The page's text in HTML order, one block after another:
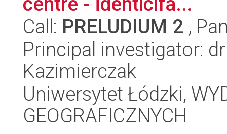
Call: PRELUDIUM 2 ,
Principal investigator:
Kazimierczak
Uniwersytet Łódzki,
GEOGRAFICZNYCH